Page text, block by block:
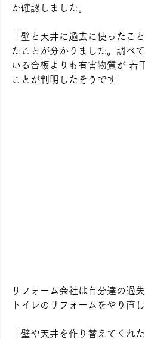
か確認しました。
「壁と天井に過去に使ったこ
たことが分かりました。調べ
いる合板よりも有害物質が 若
ことが判明したそうです」
リフォーム会社は自分達の過
トイレのリフォームをやり直
「壁や天井を作り替えてくれ